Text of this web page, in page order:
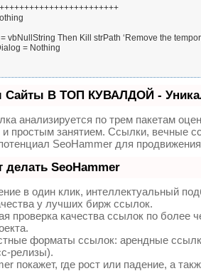
vbNullString Then Kill strPath ‘Remove the
= Nothing
Сайты В ТОП КУВАЛДОЙ -
анализируется по трем пакетам
простым занятием. Ссылки, вечные
SeoHammer для
делать SeoHammer
в один клик, интеллектуальный
у лучших бирж ссылок.
проверка качества ссылок по более
форматы ссылок: арендные
релизы).
покажет, где рост или падение, а